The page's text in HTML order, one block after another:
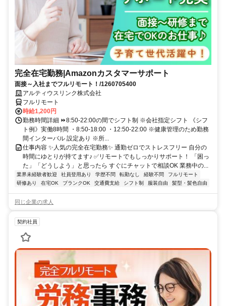
完全在宅勤務|Amazonカスタマーサポート
面接～入社までフルリモート！/1260705400
アルティウスリンク株式会社
フルリモート
時給1,200円
勤務時間詳細 ⏩8:50-22:00の間でシフト制 ※会社指定シフト 《シフ
ト例》実働8時間 ・8:50-18:00 ・12:50-22:00 ※健康管理のため勤務
間インターバル 設定あり ※所...
仕事内容 ✨人気の完全在宅勤務✨ 通勤ゼロでストレスフリー 自分の
時間にゆとりが持てます♪ ✅リモートでもしっかりサポート！ 「困っ
た」「どうしよう」と思ったら すぐにチャットで相談OK 業務中の...
業界未経験者歓迎 社員登用あり 学歴不問 転勤なし 経験不問
フルリモート
研修あり
在宅OK ブランクOK 交通費支給 シフト制 服装自由 髪型・髪色自由
同じ企業の求人
契約社員